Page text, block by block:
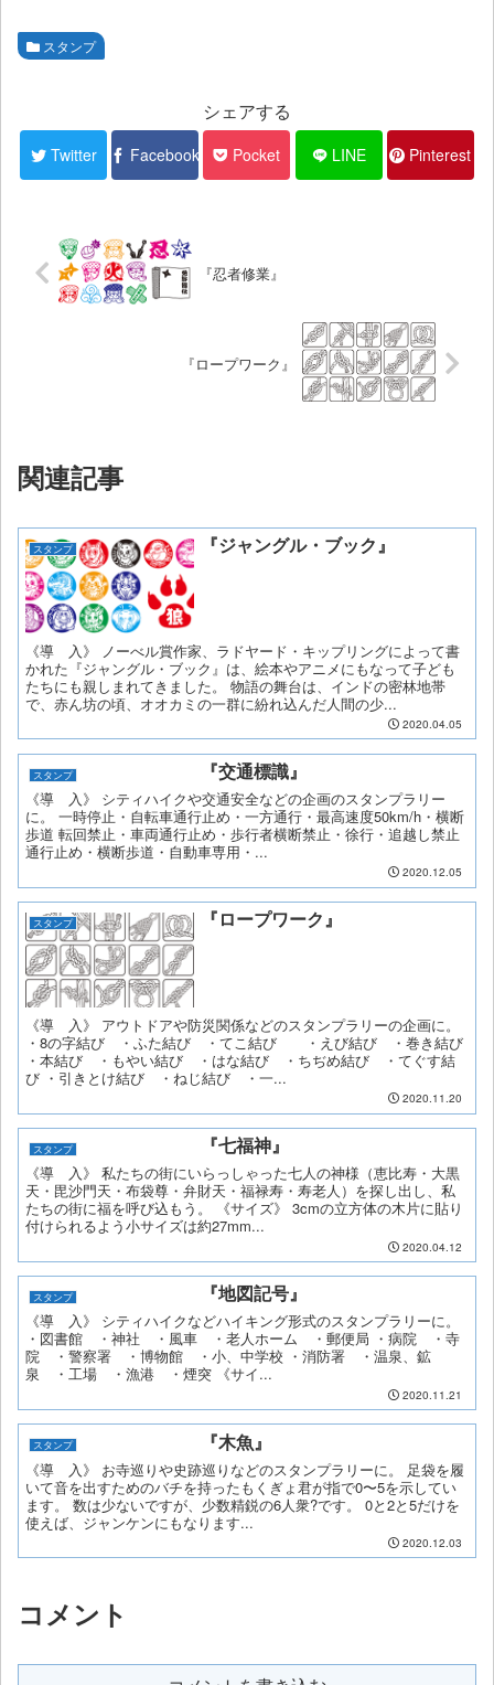
スタンプ
シェアする
Twitter Facebook Pocket LINE Pinterest
『忍者修業』
『ロープワーク』
関連記事
スタンプ 『ジャングル・ブック』
《導 入》 ノーべル賞作家、ラドヤード・キップリングによって書
かれた『ジャングル・ブック』は、絵本やアニメにもなって子ども
たちにも親しまれてきました。 物語の舞台は、インドの密林地帯
で、赤ん坊の頃、オオカミの一群に紛れ込んだ人間の少...
2020.04.05
スタンプ 『交通標識』
《導 入》 シティハイクや交通安全などの企画のスタンプラリー
に。 一時停止・自転車通行止め・一方通行・最高速度50km/h・横断
歩道 転回禁止・車両通行止め・歩行者横断禁止・徐行・追越し禁止
通行止め・横断歩道・自動車専用・...
2020.12.05
スタンプ 『ロープワーク』
《導 入》 アウトドアや防災関係などのスタンプラリーの企画に。
・8の字結び ・ふた結び ・てこ結び ・えび結び ・巻き結び
・本結び ・もやい結び ・はな結び ・ちぢめ結び ・てぐす結
び ・引きとけ結び ・ねじ結び ・一...
2020.11.20
スタンプ 『七福神』
《導 入》 私たちの街にいらっしゃった七人の神様（恵比寿・大黒
天・毘沙門天・布袋尊・弁財天・福禄寿・寿老人）を探し出し、私
たちの街に福を呼び込もう。 《サイズ》 3cmの立方体の木片に貼り
付けられるよう小サイズは約27mm...
2020.04.12
スタンプ 『地図記号』
《導 入》 シティハイクなどハイキング形式のスタンプラリーに。
・図書館 ・神社 ・風車 ・老人ホーム ・郵便局 ・病院 ・寺
院 ・警察署 ・博物館 ・小、中学校 ・消防署 ・温泉、鉱
泉 ・工場 ・漁港 ・煙突 《サイ...
2020.11.21
スタンプ 『木魚』
《導 入》 お寺巡りや史跡巡りなどのスタンプラリーに。 足袋を履
いて音を出すためのバチを持ったもくぎょ君が指で0〜5を示してい
ます。 数は少ないですが、少数精鋭の6人衆?です。 0と2と5だけを
使えば、ジャンケンにもなります...
2020.12.03
コメント